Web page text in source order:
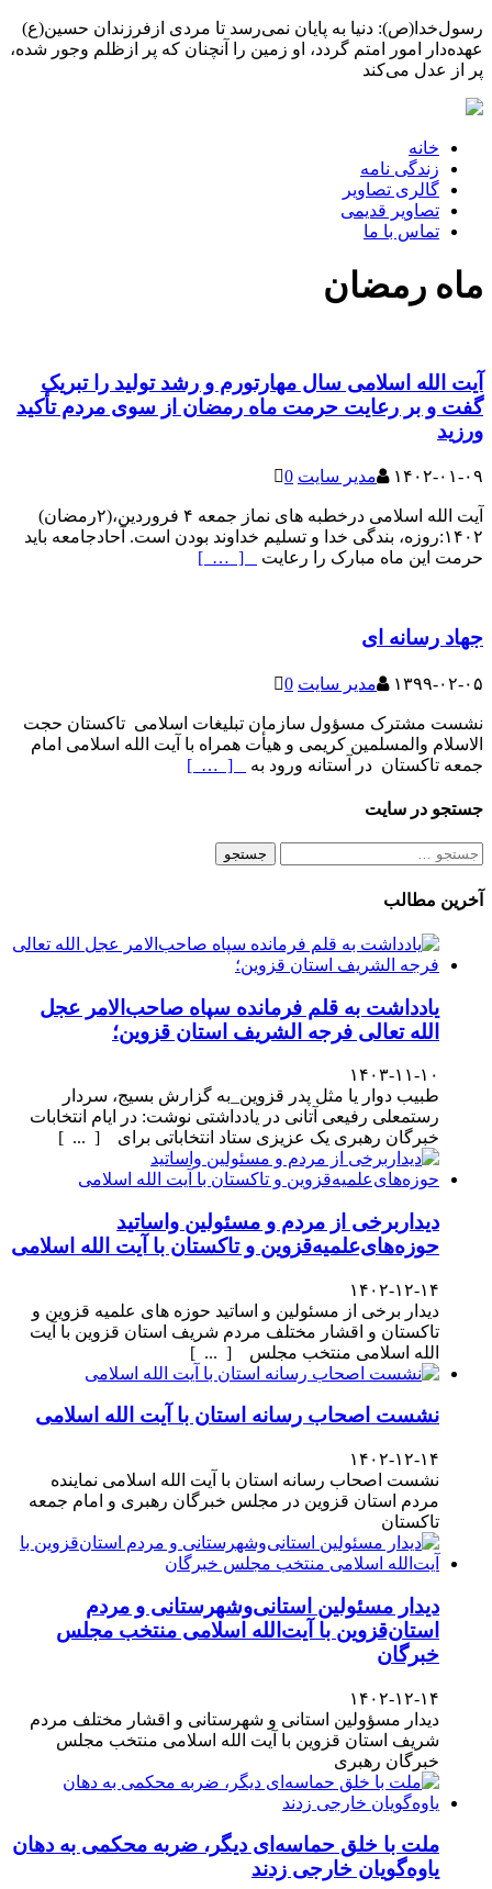
رسول‌خدا(ص): دنیا به پایان نمی‌رسد تا مردی ازفرزندان حسین(ع)
عهده‌دار امور امتم گردد، او زمین را آنچنان که پر ازظلم وجور شده،
پر از عدل می‌کند
خانه
زندگی نامه
گالری تصاویر
تصاویر قدیمی
تماس با ما
ماه رمضان
آیت الله اسلامی سال مهارتورم و رشد تولید را تبریک
گفت و بر رعایت حرمت ماه رمضان از سوی مردم تأکید
ورزید
۱۴۰۲-۰۱-۰۹ مدیر سایت 0
آیت الله اسلامی درخطبه های نماز جمعه ۴ فروردین،(۲رمضان)
۱۴۰۲:روزه، بندگی خدا و تسلیم خداوند بودن است. آحادجامعه باید
حرمت این ماه مبارک را رعایت
[ … ]
جهاد رسانه ای
۱۳۹۹-۰۲-۰۵ مدیر سایت 0
نشست مشترک مسؤول سازمان تبلیغات اسلامی تاکستان حجت
الاسلام والمسلمین کریمی و هیأت همراه با آیت الله اسلامی امام
جمعه تاکستان در آستانه ورود به
[ … ]
جستجو در سایت
جستجو
آخرین مطالب
یادداشت به قلم فرمانده سپاه صاحب‌الامر عجل
الله تعالی فرجه الشریف استان قزوین؛
۱۴۰۳-۱۱-۱۰
طبیب دوار یا مثل پدر قزوین_به گزارش بسیج، سردار
رستمعلی رفیعی آتانی در یادداشتی نوشت: در ایام انتخابات
خبرگان رهبری یک عزیزی ستاد انتخاباتی برای [ ... ]
دیداربرخی از مردم و مسئولین واساتید
حوزه‌های‌علمیه‌قزوین و تاکستان با آیت الله اسلامی
۱۴۰۲-۱۲-۱۴
دیدار برخی از مسئولین و اساتید حوزه های علمیه قزوین و
تاکستان و اقشار مختلف مردم شریف استان قزوین با آیت
الله اسلامی منتخب مجلس [ ... ]
نشست اصحاب رسانه استان با آیت الله اسلامی
۱۴۰۲-۱۲-۱۴
نشست اصحاب رسانه استان با آیت الله اسلامی نماینده
مردم استان قزوین در مجلس خبرگان رهبری و امام جمعه
تاکستان
دیدار مسئولین استانی‌وشهرستانی و مردم‌
استان‌قزوین با آیت‌الله‌ اسلامی منتخب مجلس‌
خبرگان
۱۴۰۲-۱۲-۱۴
دیدار مسؤولین استانی و شهرستانی و اقشار مختلف مردم
شریف استان قزوین با آیت الله اسلامی منتخب مجلس
خبرگان رهبری
ملت با خلق حماسه‌ای دیگر، ضربه محکمی به دهان
یاوه‌گویان خارجی زدند